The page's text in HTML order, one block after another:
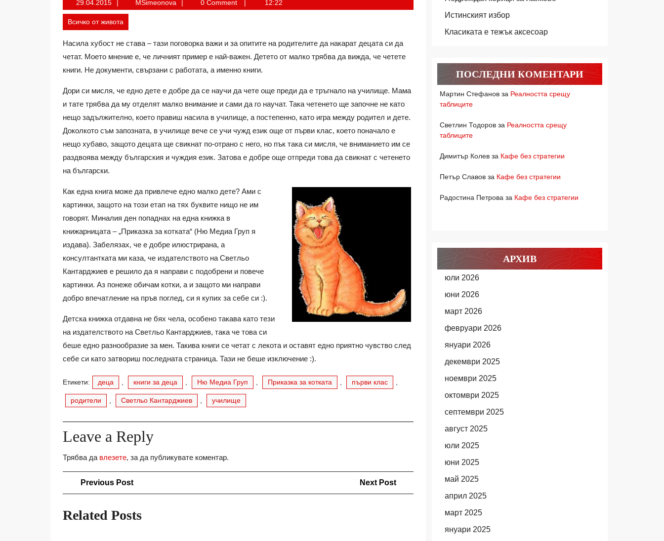
29.04.201529.04.2015MSimeonova MSimeonova0 Comment 12:22
Всичко от живота
Насила хубост не става – тази поговорка важи и за опитите на родителите да накарат децата си да
четат. Моето мнение е, че личният пример е най-важен. Детето от малко трябва да вижда, че четете
книги. Не документи, свързани с работата, а именно книги.
Дори си мисля, че едно дете е добре да се научи да чете още преди да е тръгнало на училище. Мама
и тате трябва да му отделят малко внимание и сами да го научат. Така четенето ще започне не като
нещо задължително, което правиш насила в училище, а постепенно, като игра между родител и дете.
Доколкото съм запозната, в училище вече се учи чужд език още от първи клас, което поначало е
нещо хубаво, защото децата ще свикнат по-отрано с него, но пък така си мисля, че вниманието им се
раздвоява между българския и чуждия език. Затова е добре още отпреди това да свикнат с четенето
на български.
Как една книга може да привлече едно малко дете? Ами с
картинки, защото на този етап на тях буквите нищо не им
говорят. Миналия ден попаднах на една книжка в
книжарницата – „Приказка за котката“ (Ню Медиа Груп я
издава). Забелязах, че е добре илюстрирана, а
консултантката ми каза, че издателството на Светльо
Кантарджиев е решило да я направи с подобрени и повече
картинки. Аз понеже обичам котки, а и защото ми направи
добро впечатление на пръв поглед, си я купих за себе си :).
Детска книжка отдавна не бях чела, особено такава като тези
на издателството на Светльо Кантарджиев, така че това си
беше едно разнообразие за мен. Такива книги се четат с лекота и оставят едно приятно чувство след
себе си като затвориш последната страница. Тази не беше изключение :).
Етикети: деца книги за деца Ню Медиа Груп Приказка за котката първи клас
родители Светльо Кантарджиев училище
Leave a Reply
Трябва да влезете, за да публикувате коментар.
Навигация
Previous PostPrevious
Next Post
Related Posts
Истинският избор
Класиката е тежък аксесоар
ПОСЛЕДНИ КОМЕНТАРИ
Мартин Стефанов за Реалността срещу
таблиците
Светлин Тодоров за Реалността срещу
таблиците
Димитър Колев за Кафе без стратегии
Петър Славов за Кафе без стратегии
Радостина Петрова за Кафе без стратегии
АРХИВ
юли 2026
юни 2026
март 2026
февруари 2026
януари 2026
декември 2025
ноември 2025
октомври 2025
септември 2025
август 2025
юли 2025
юни 2025
май 2025
април 2025
март 2025
януари 2025